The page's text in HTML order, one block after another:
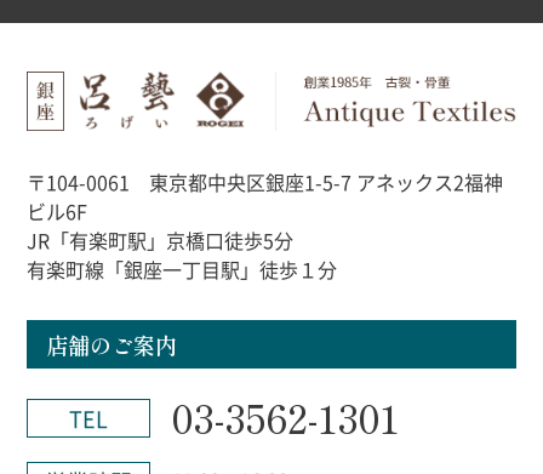
〒104-0061 東京都中央区銀座1-5-7 アネックス2福神
ビル6F
JR「有楽町駅」京橋口徒歩5分
有楽町線「銀座一丁目駅」徒歩１分
店舗のご案内
TEL 03-3562-1301